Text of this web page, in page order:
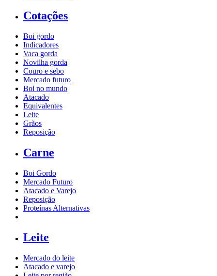
Cotações
Boi gordo
Indicadores
Vaca gorda
Novilha gorda
Couro e sebo
Mercado futuro
Boi no mundo
Atacado
Equivalentes
Leite
Grãos
Reposição
Carne
Boi Gordo
Mercado Futuro
Atacado e Varejo
Reposição
Proteínas Alternativas
Leite
Mercado do leite
Atacado e varejo